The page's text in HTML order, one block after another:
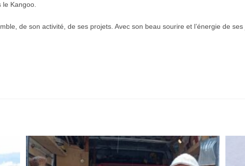
Kangoo.
de son activité, de ses projets. Avec son beau sourire et l’énergie de